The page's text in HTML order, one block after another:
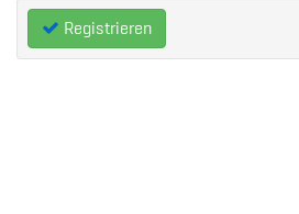
Registrieren